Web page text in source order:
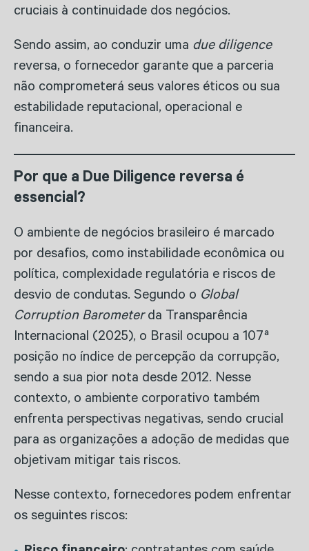
cruciais à continuidade dos negócios.
Sendo assim, ao conduzir uma due diligence
reversa, o fornecedor garante que a parceria
não comprometerá seus valores éticos ou sua
estabilidade reputacional, operacional e
financeira.
Por que a Due Diligence reversa é
essencial?
O ambiente de negócios brasileiro é marcado
por desafios, como instabilidade econômica ou
política, complexidade regulatória e riscos de
desvio de condutas. Segundo o Global
Corruption Barometerda Transparência
Internacional (2025), o Brasil ocupou a 107ª
posição no índice de percepção da corrupção,
sendo a sua pior nota desde 2012. Nesse
contexto, o ambiente corporativo também
enfrenta perspectivas negativas, sendo crucial
para as organizações a adoção de medidas que
objetivam mitigar tais riscos.
Nesse contexto, fornecedores podem enfrentar
os seguintes riscos: